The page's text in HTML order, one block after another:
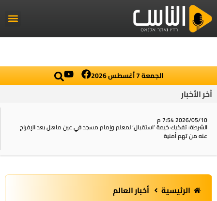
الجمعة 7 أغسطس 2026
آخر الأخبار
2026/05/10 7:54 م
الشرطة: تفكيك خيمة ‘استقبال‘ لمعلم وإمام مسجد في عين ماهل بعد الإفراج
عنه من تهم أمنية
الرئيسية أخبار العالم